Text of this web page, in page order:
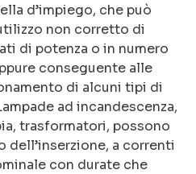
d’impiego, che può
non corretto di
di potenza o in numero
conseguente alle
di alcuni tipi di
ad incandescenza,
trasformatori, possono
dell’inserzione, a correnti
con durate che